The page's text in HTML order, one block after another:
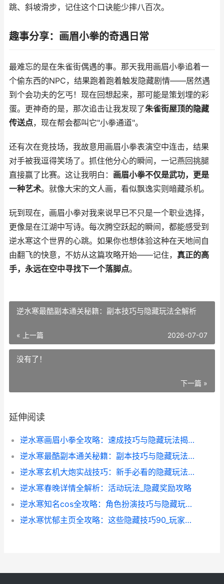
跳、斜坡滑步，记住这个口诀能少摔八百次。
趣事分享：画眉小拳的奇遇日常
最难忘的是在朱雀街偶遇的事。那天我用画眉小拳追着一
个偷东西的NPC，结果跑着跑着触发隐藏剧情——居然遇
到个会功夫的乞丐！现在回想起来，那可能是策划埋的彩
蛋。更神奇的是，那次追击让我发现了朱雀街屋顶的隐藏
传送点，现在帮会都叫它"小拳通道"。
还有次在竞技场，我故意用画眉小拳表演空中连击，结果
对手被我逗得笑场了。抓住他分心的瞬间，一记燕回挑腿
直接赢了比赛。这让我明白： 画眉小拳不仅是武功，更是
一种艺术。就像大宋的文人画，看似飘逸实则暗藏杀机。
玩到现在，画眉小拳对我来说早已不只是一个职业选择，
更像是在江湖中写诗。每次腾空跃起的瞬间，都能感受到
逆水寒这个世界的心跳。如果你也想体验这种在天地间自
由翻飞的快意，不妨从这篇攻略开始——记住， 真正的高
手，永远在空中寻找下一个落脚点。
逆水寒最酷副本通关秘籍：副本技巧与隐藏玩法全解析
« 上一篇 2026-07-07
没有了！
下一篇 »
延伸阅读
逆水寒画眉小拳全攻略：速成技巧与隐藏玩法揭秘
逆水寒最酷副本通关秘籍：副本技巧与隐藏玩法全解析
逆水寒玄机大炮实战技巧：新手必看的隐藏玩法全解析
逆水寒春晚详情全解析：活动玩法_隐藏奖励攻略
逆水寒知名cos全攻略：角色扮演技巧与隐藏玩法揭秘
逆水寒忧郁主页全攻略：这些隐藏技巧90_玩家都不知道_